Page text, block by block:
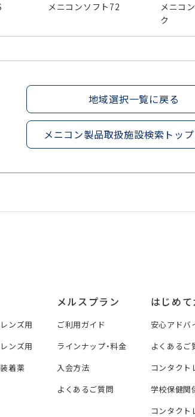
メニコンソフト72
メニコ
ク
地域選択一覧に戻る
メニコン製品取扱施設検索トッ
ンズ用
ンズ用
着薬
メルスプラン
ご利用ガイド
ラインナップ・料金
入会方法
よくあるご質問
はじめて
安心アドバ
よくあるご
コンタクト
学校保健関
コンタクト